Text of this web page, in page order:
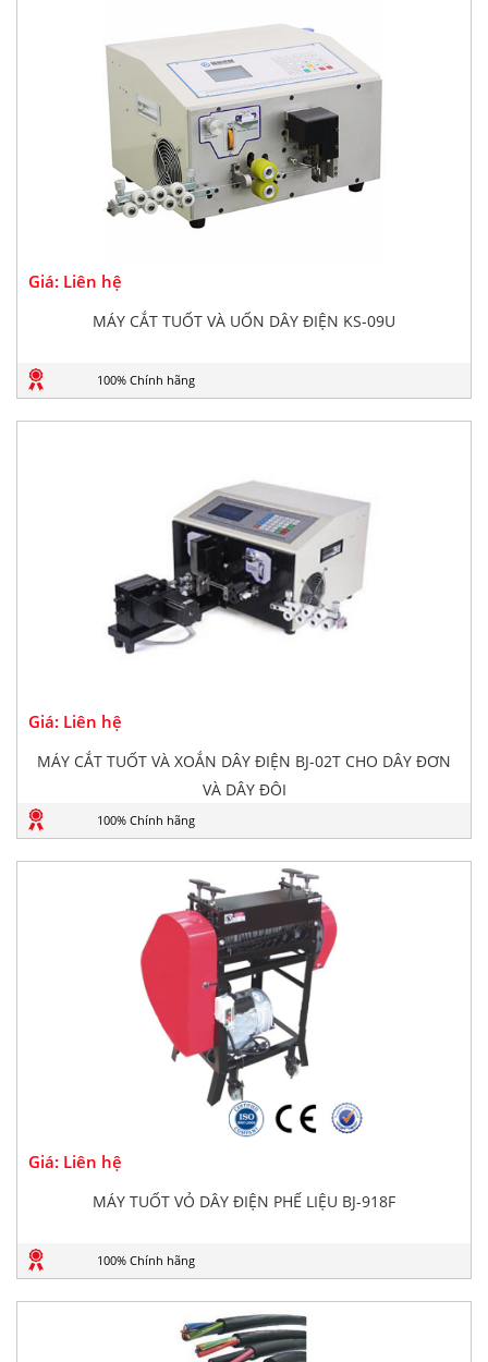
Giá: Liên hệ
MÁY CẮT TUỐT VÀ UỐN DÂY ĐIỆN KS-09U
100% Chính hãng
Giá: Liên hệ
MÁY CẮT TUỐT VÀ XOẮN DÂY ĐIỆN BJ-02T CHO DÂY ĐƠN
VÀ DÂY ĐÔI
100% Chính hãng
Giá: Liên hệ
MÁY TUỐT VỎ DÂY ĐIỆN PHẾ LIỆU BJ-918F
100% Chính hãng